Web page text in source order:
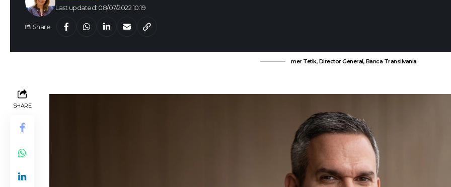
Last updated: 08/07/2022 10:19
Share
Ӧmer Tetik, Director General, Banca Transilvania
SHARE